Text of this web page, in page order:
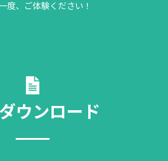
度、ご体験ください！
ウンロード